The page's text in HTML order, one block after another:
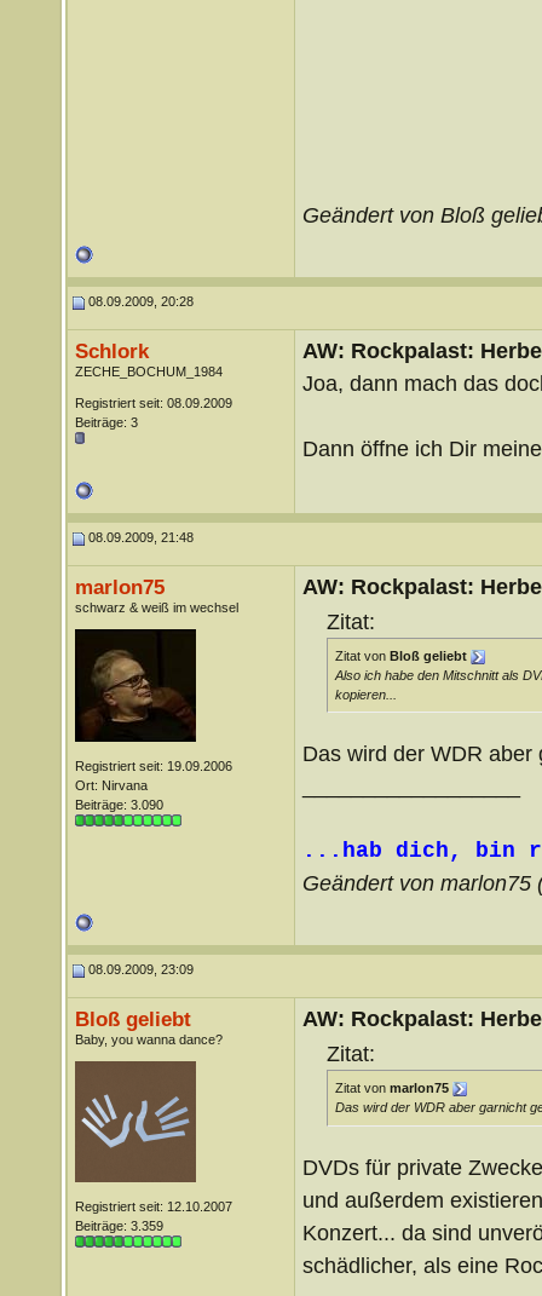
Geändert von Bloß
08.09.2009, 20:28
Schlork
ZECHE_BOCHUM_1984
Registriert seit: 08.09.2009
Beiträge: 3
AW: Rockpalast:
Joa, dann mach das
Dann öffne ich Dir
08.09.2009, 21:48
marlon75
schwarz & weiß im wechsel
Registriert seit: 19.09.2006
Ort: Nirvana
Beiträge: 3.090
AW: Rockpalast:
Zitat:
Zitat von Bloß geliebt
Also ich habe den Mitschnitt als
kopieren...
Das wird der WDR aber
...hab dich, bin
Geändert von
08.09.2009, 23:09
Bloß geliebt
Baby, you wanna dance?
Registriert seit: 12.10.2007
Beiträge: 3.359
AW: Rockpalast:
Zitat:
Zitat von marlon75
Das wird der WDR aber garnicht
DVDs für private
und außerdem
Konzert... da sind
schädlicher, als eine